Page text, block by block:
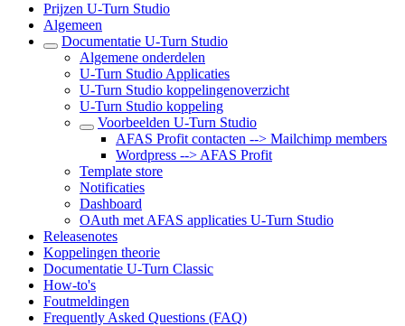
Prijzen U-Turn Studio
Algemeen
Documentatie U-Turn Studio
Algemene onderdelen
U-Turn Studio Applicaties
U-Turn Studio koppelingenoverzicht
U-Turn Studio koppeling
Voorbeelden U-Turn Studio
AFAS Profit contacten --> Mailchimp members
Wordpress --> AFAS Profit
Template store
Notificaties
Dashboard
OAuth met AFAS applicaties U-Turn Studio
Releasenotes
Koppelingen theorie
Documentatie U-Turn Classic
How-to's
Foutmeldingen
Frequently Asked Questions (FAQ)